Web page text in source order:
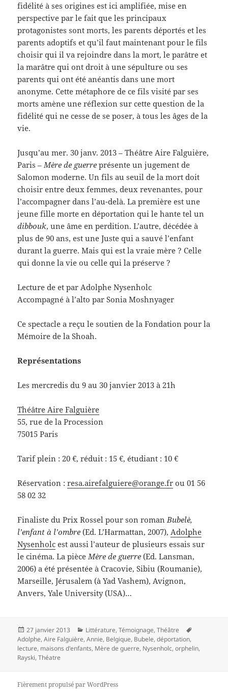
fidélité à ses origines est ici amplifiée, mise en
perspective par le fait que les principaux
protagonistes sont morts, les parents déportés et les
parents adoptifs et qu’il faut maintenant pour le fils
choisir qui il va rejoindre dans la mort, le parâtre et
la marâtre qui ont droit à une sépulture ou ses
parents qui ont été anéantis dans une mort
anonyme. Cette métaphore de ce fils visité par ses
morts amène une réflexion sur cette question de la
fidélité qui ne cesse de se poser, à tous les âges de la
vie.
Jusqu’au mer. 30 janv. 2013 – Théâtre Aire Falguière,
Paris –Mère de guerre présente un jugement de
Salomon moderne. Un fils au seuil de la mort doit
choisir entre deux femmes, deux revenantes, pour
l’accompagner dans l’au-delà. La première est une
jeune fille morte en déportation qui le hante tel un
dibbouk, une âme en perdition. L’autre, décédée à
plus de 90 ans, est une Juste qui a sauvé l’enfant
durant la guerre. Mais qui est la vraie mère ? Celle
qui donne la vie ou celle qui la préserve ?
Lecture de et par Adolphe Nysenholc
Accompagné à l’alto par Sonia Moshnyager
Ce spectacle a reçu le soutien de la Fondation pour la
Mémoire de la Shoah.
Représentations
Les mercredis du 9 au 30 janvier 2013 à 21h
Théâtre Aire Falguière
55, rue de la Procession
75015 Paris
Tarif plein : 20 €, réduit : 15 €, étudiant : 10 €
Réservation :resa.airefalguiere@orange.fr ou 01 56
58 02 32
Finaliste du Prix Rossel pour son romanBubelè,
l’enfant à l’ombre (Ed. L’Harmattan, 2007),Adolphe
Nysenholc est aussi l’auteur de plusieurs essais sur
le cinéma. La pièceMère de guerre (Ed. Lansman,
2006) a été présentée à Cracovie, Sibiu (Roumanie),
Marseille, Jérusalem (à Yad Vashem), Avignon,
Anvers, Yale University (USA)…
Publié
le
27 janvier 2013 Catégories
Littérature,Témoignage,Théâtre
Adolphe,Aire Falguière,Annie, Belgique, Bubele,déportation,
lecture, maisons d'enfants, Mère de guerre, Nysenholc,orphelin,
Rayski,Théatre
Fièrement propulsé par WordPress